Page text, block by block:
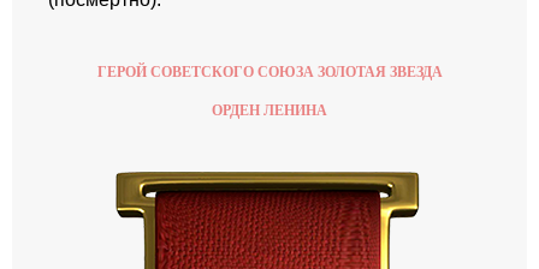
ГЕРОЙ СОВЕТСКОГО СОЮЗА ЗОЛОТАЯ ЗВЕЗДА
ОРДЕН ЛЕНИНА